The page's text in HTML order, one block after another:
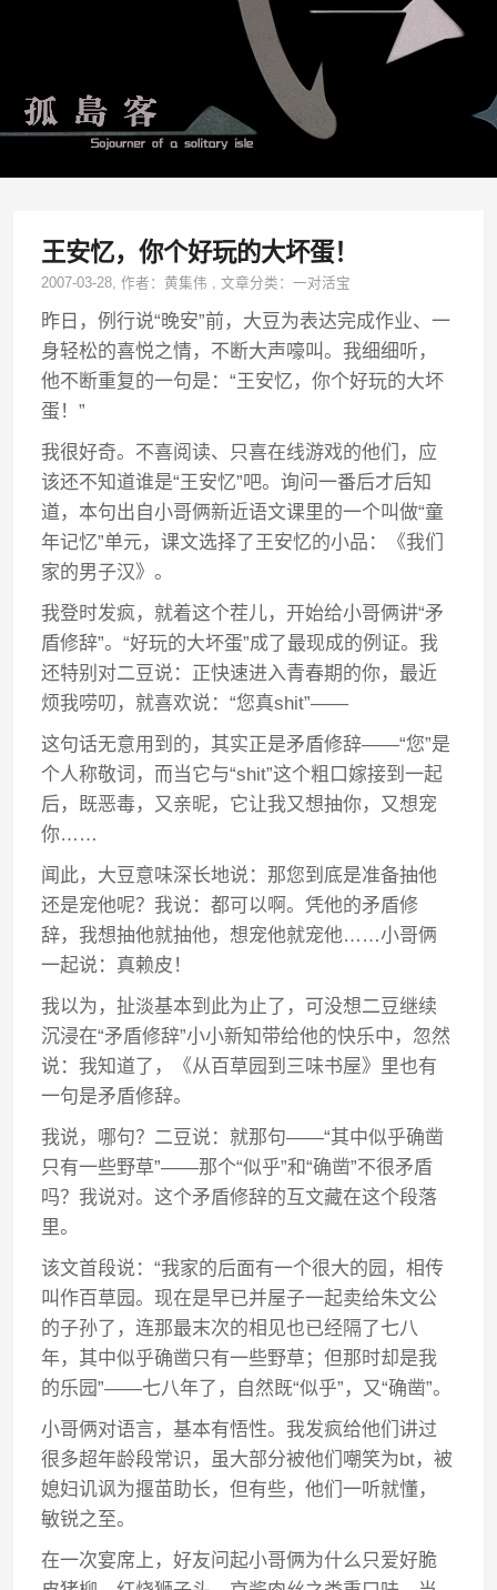
王安忆，你个好玩的大坏蛋！
2007-03-28, 作者：黄集伟 ,文章分类：一对活宝
昨日，例行说“晚安”前，大豆为表达完成作业、一
身轻松的喜悦之情，不断大声嚎叫。我细细听，
他不断重复的一句是：“王安忆，你个好玩的大坏
蛋！”
我很好奇。不喜阅读、只喜在线游戏的他们，应
该还不知道谁是“王安忆”吧。询问一番后才后知
道，本句出自小哥俩新近语文课里的一个叫做“童
年记忆”单元，课文选择了王安忆的小品：《我们
家的男子汉》。
我登时发疯，就着这个茬儿，开始给小哥俩讲“矛
盾修辞”。“好玩的大坏蛋”成了最现成的例证。我
还特别对二豆说：正快速进入青春期的你，最近
烦我唠叨，就喜欢说：“您真shit”——
这句话无意用到的，其实正是矛盾修辞——“您”是
个人称敬词，而当它与“shit”这个粗口嫁接到一起
后，既恶毒，又亲昵，它让我又想抽你，又想宠
你……
闻此，大豆意味深长地说：那您到底是准备抽他
还是宠他呢？我说：都可以啊。凭他的矛盾修
辞，我想抽他就抽他，想宠他就宠他……小哥俩
一起说：真赖皮！
我以为，扯淡基本到此为止了，可没想二豆继续
沉浸在“矛盾修辞”小小新知带给他的快乐中，忽然
说：我知道了，《从百草园到三味书屋》里也有
一句是矛盾修辞。
我说，哪句？二豆说：就那句——“其中似乎确凿
只有一些野草”——那个“似乎”和“确凿”不很矛盾
吗？我说对。这个矛盾修辞的互文藏在这个段落
里。
该文首段说：“我家的后面有一个很大的园，相传
叫作百草园。现在是早已并屋子一起卖给朱文公
的子孙了，连那最末次的相见也已经隔了七八
年，其中似乎确凿只有一些野草；但那时却是我
的乐园”——七八年了，自然既“似乎”，又“确凿”。
小哥俩对语言，基本有悟性。我发疯给他们讲过
很多超年龄段常识，虽大部分被他们嘲笑为bt，被
媳妇讥讽为揠苗助长，但有些，他们一听就懂，
敏锐之至。
在一次宴席上，好友问起小哥俩为什么只爱好脆